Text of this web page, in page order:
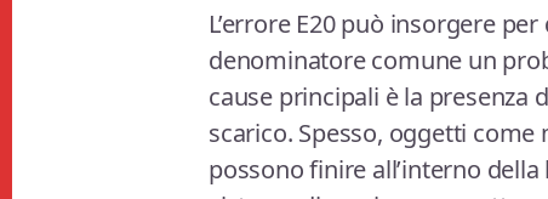
L’errore E20 può insorgere
denominatore comune un
cause principali è la
scarico. Spesso, oggetti
possono finire all’interno